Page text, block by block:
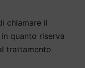
chiamare il
in quanto riserva
trattamento